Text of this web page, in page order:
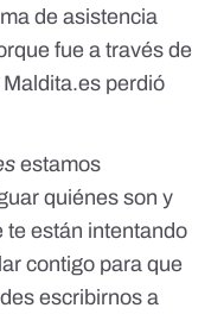
de asistencia
fue a través de
Maldita.es perdió
estamos
quiénes son y
te están intentando
contigo para que
escribirnos a